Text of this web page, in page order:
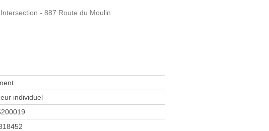
- 887 Route du Moulin
individuel